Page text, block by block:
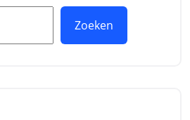
Zoeken